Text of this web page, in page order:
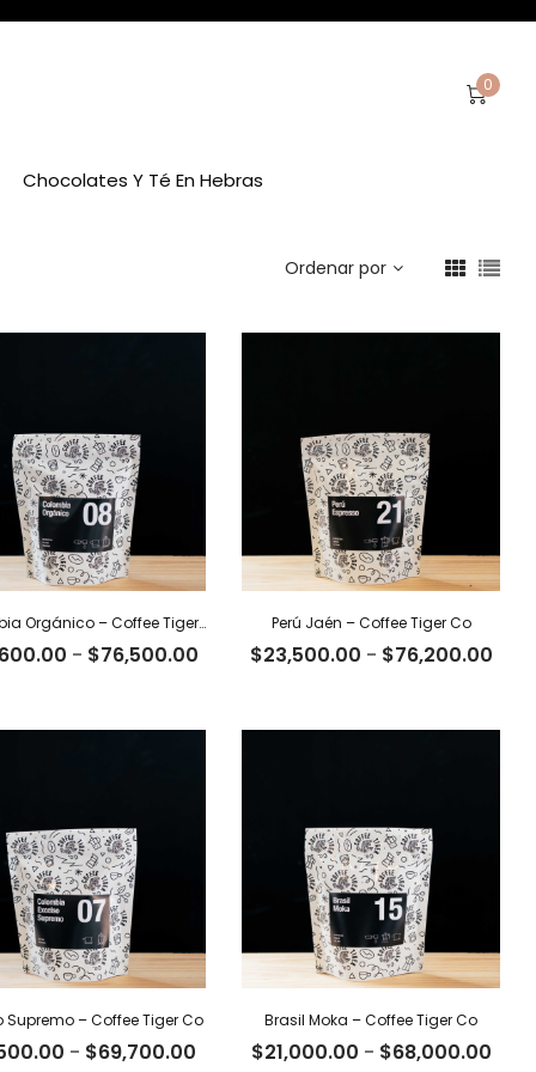
0
Chocolates Y Té En Hebras
Ordenar por
Colombia Orgánico – Coffee Tiger Co
- $76,500.00Rango
desde
Perú Jaén – Coffee Tiger Co
$23,500.00 - $76,200.00
Supremo – Coffee Tiger Co
- $69,700.00Rango
Brasil Moka – Coffee Tiger Co
$21,000.00 - $68,000.00